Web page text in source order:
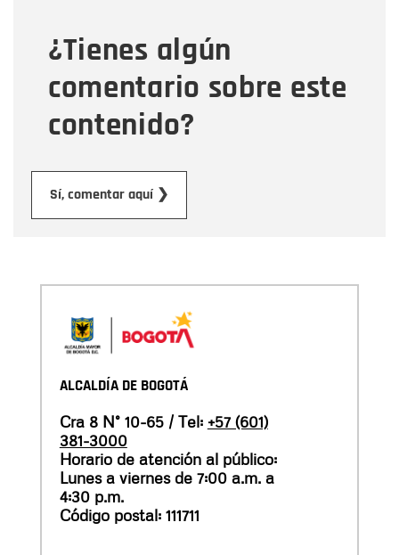
¿Tienes algún
comentario sobre este
contenido?
Sí, comentar aquí ❯
Mensaje
ALCALDÍA DE BOGOTÁ
Cra 8 N° 10-65 / Tel: +57 (601)
381-3000
Horario de atención al público:
Lunes a viernes de 7:00 a.m. a
4:30 p.m.
Código postal: 111711